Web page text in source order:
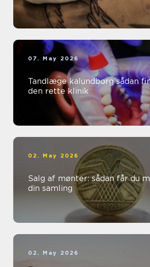
07. May 2026
Tandlæge kalundborg sådan finder du
den rette klinik
02. May 2026
Salg af mønter: sådan får du
din samling
02. May 2026